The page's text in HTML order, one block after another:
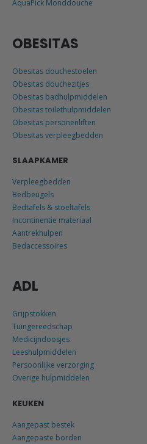
AquaPick Monddouche
OBESITAS
Obesitas douchestoelen
Obesitas douchezitjes
Obesitas badhulpmiddelen
Obesitas toilethulpmiddelen
Obesitas personenliften
Obesitas verpleegbedden
SLAAPKAMER
Verpleegbedden
Bedbeugels
Bedtafels & stoeltafels
Incontinentie materiaal
Aantrekhulpen
Bedaccessoires
ADL
Grijpstokken
Tuingereedschap
Medicijndoosjes
Leeshulpmiddelen
Persoonlijke verzorging
Overige hulpmiddelen
KEUKEN
Aangepast bestek
Aangepaste borden